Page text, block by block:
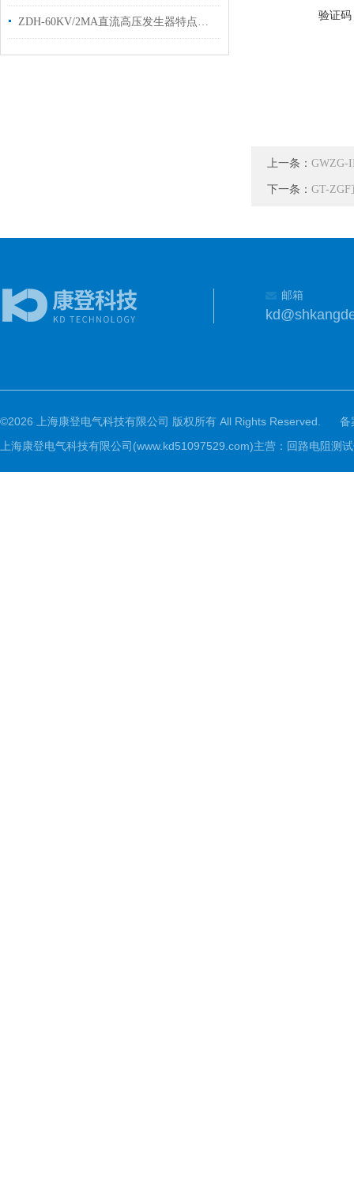
ZDH-60KV/2MA直流高压发生器特点及主要技术性能
验证码
上一条： GWZG-
下一条： GT-
邮箱
©2026 上海康登电气科技有限公司 版权所有 All Rights Reserved.
备
上海康登电气科技有限公司(www.kd51097529.com)主营：回路电阻